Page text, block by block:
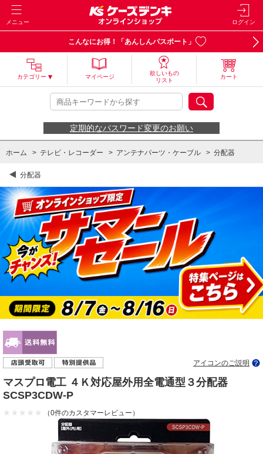
メニュー ログイン
こんなにお得！「あんしんパスポート」
カテゴリー マイページ
欲しいもの
リスト
カート
定期的なパスワード変更のお願い
ホーム > テレビ・レコーダー > アンテナパーツ・ケーブル > 分配器
分配器
アイコンのご説明
マスプロ電工 ４Ｋ対応屋外用全電通型３分配器
SCSP3CDW-P
（0件のカスタマーレビュー）